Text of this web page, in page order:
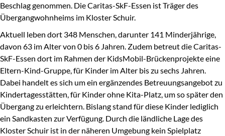
Beschlag genommen. Die Caritas-SkF-Essen ist Träger des
Übergangwohnheims im Kloster Schuir.
Aktuell leben dort 348 Menschen, darunter 141 Minderjährige,
davon 63 im Alter von 0 bis 6 Jahren. Zudem betreut die Caritas-
SkF-Essen dort im Rahmen der KidsMobil-Brückenprojekte eine
Eltern-Kind-Gruppe, für Kinder im Alter bis zu sechs Jahren.
Dabei handelt es sich um ein ergänzendes Betreuungsangebot zu
Kindertagesstätten, für Kinder ohne Kita-Platz, um so später den
Übergang zu erleichtern. Bislang stand für diese Kinder lediglich
ein Sandkasten zur Verfügung. Durch die ländliche Lage des
Kloster Schuir ist in der näheren Umgebung kein Spielplatz